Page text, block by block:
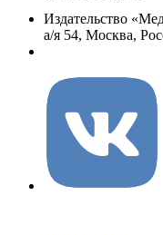
Издательство
а/я 54, Москва,